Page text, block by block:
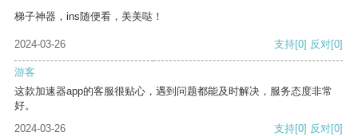
梯子神器，ins随便看，美美哒！
2024-03-26 支持[0] 反对[0]
游客
这款加速器app的客服很贴心，遇到问题都能及时解决，服务态度非常
好。
2024-03-26
支持[0] 反对[0]